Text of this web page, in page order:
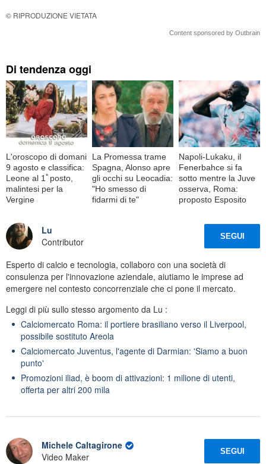
© RIPRODUZIONE VIETATA
Content sponsored by Outbrain
Di tendenza oggi
L'oroscopo di domani
9 agosto e classifica:
Leone al 1ﾟposto,
malintesi per la
Vergine
La Promessa trame
Spagna, Alonso apre
gli occhi su Leocadia:
"Ho smesso di
fidarmi di te"
Napoli-Lukaku, il
Fenerbahce si fa
sotto mentre la Juve
osserva, Roma:
proposto Esposito
Lu
Contributor
SEGUI
Esperto di calcio e tecnologia, collaboro con una società di
consulenza per l'innovazione aziendale, aiutiamo le imprese ad
emergere nel contesto concorrenziale che ci pone il mercato.
Leggi di più sullo stesso argomento da Lu :
Calciomercato Roma: il portiere brasiliano verso il Liverpool,
possibile sostituto Areola
Calciomercato Juventus, l'agente di Darmian: 'Siamo a buon
punto'
Promozioni iliad, è boom di attivazioni: 1 milione di utenti,
offerta per altri 200 mila
Michele Caltagirone
Video Maker
SEGUI